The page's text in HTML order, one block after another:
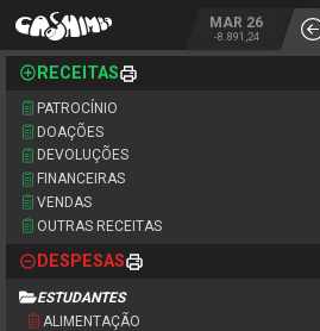
MAR 26
-8.891,24
RECEITAS
PATROCÍNIO
DOAÇÕES
DEVOLUÇÕES
FINANCEIRAS
VENDAS
OUTRAS RECEITAS
DESPESAS
ESTUDANTES
ALIMENTAÇÃO